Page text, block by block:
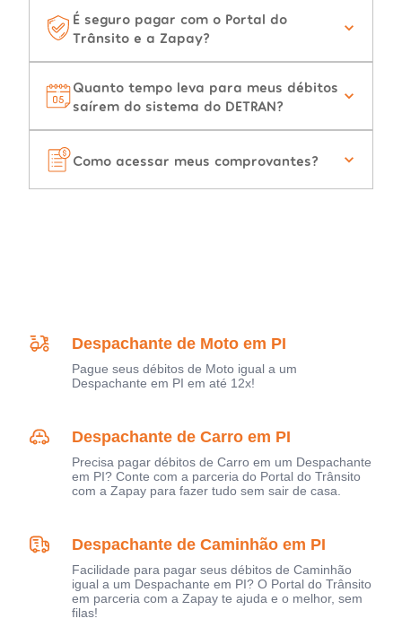
É seguro pagar com o Portal do
Trânsito e a Zapay?
Quanto tempo leva para meus débitos
saírem do sistema do DETRAN?
Como acessar meus comprovantes?
Despachante de Moto em PI
Pague seus débitos de Moto igual a um
Despachante em PI em até 12x!
Despachante de Carro em PI
Precisa pagar débitos de Carro em um Despachante
em PI? Conte com a parceria do Portal do Trânsito
com a Zapay para fazer tudo sem sair de casa.
Despachante de Caminhão em PI
Facilidade para pagar seus débitos de Caminhão
igual a um Despachante em PI? O Portal do Trânsito
em parceria com a Zapay te ajuda e o melhor, sem
filas!